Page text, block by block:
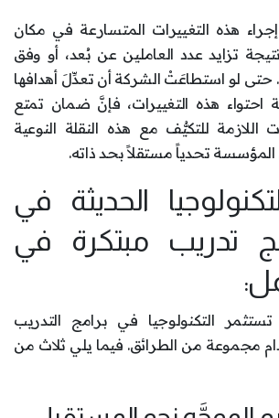
هذه التغييرات المتسارعة في مكان
تزايد عدد العاملين عن بُعد، أو وفق
حتى لو استطاعَتْ الشركة أن تعدِّلَ أهدافها
احتواء هذه التغييرات، فإنَّ ضمان تمتع
اللازمة للتكيُّف مع هذه النقلة النوعية
تحدياً مستقلاً بحد ذاته.
الحديثة في
تدريب مبتكرة في
التكنولوجيا في برامج التدريب
مجموعة من الطرائق. فيما يلي ثلاث من